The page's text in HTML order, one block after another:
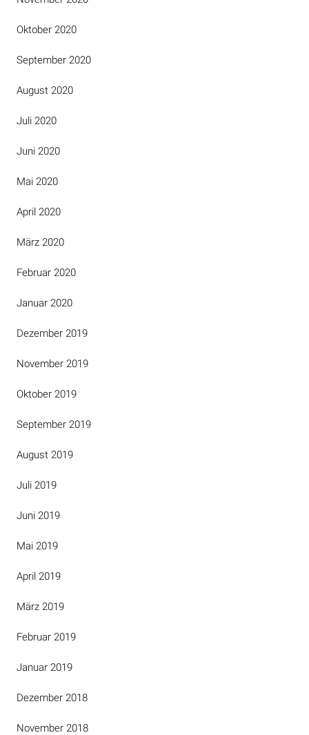
Oktober 2020
September 2020
August 2020
Juli 2020
Juni 2020
Mai 2020
April 2020
März 2020
Februar 2020
Januar 2020
Dezember 2019
November 2019
Oktober 2019
September 2019
August 2019
Juli 2019
Juni 2019
Mai 2019
April 2019
März 2019
Februar 2019
Januar 2019
Dezember 2018
November 2018